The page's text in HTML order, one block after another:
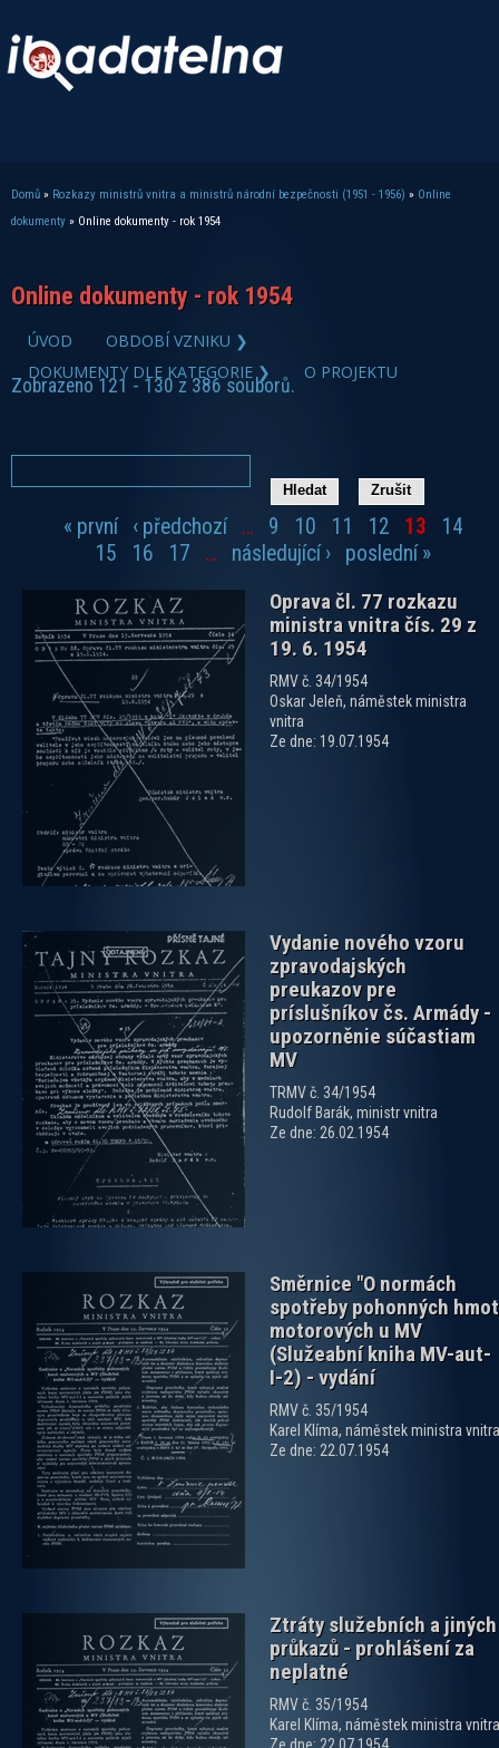
Jste zde
Domů » Rozkazy ministrů vnitra a ministrů národní bezpečnosti (1951 - 1956) » Online
dokumenty » Online dokumenty - rok 1954
Online dokumenty - rok 1954
ÚVOD
OBDOBÍ VZNIKU ❯
DOKUMENTY DLE KATEGORIE ❯
O PROJEKTU
Zobrazeno 121 - 130 z 386 souborů.
« první ‹ předchozí … 9 10 11 12 13
14
15
16 17 … následující ›
poslední »
Oprava čl. 77 rozkazu
ministra vnitra čís. 29 z
19. 6. 1954
RMV č. 34/1954
Oskar Jeleň, náměstek ministra
vnitra
Ze dne: 19.07.1954
Vydanie nového vzoru
zpravodajských
preukazov pre
príslušníkov čs. Armády -
upozorněnie súčastiam
MV
TRMV č. 34/1954
Rudolf Barák, ministr vnitra
Ze dne: 26.02.1954
zobrazit PDF dokument
Směrnice "O normách
spotřeby pohonných hmot
motorových u MV
(Služeabní kniha MV-aut-
I-2) - vydání
RMV č. 35/1954
Karel Klíma, náměstek ministra vnitra
Ze dne: 22.07.1954
zobrazit PDF dokument
Ztráty služebních a jiných
průkazů - prohlášení za
neplatné
RMV č. 35/1954
Karel Klíma, náměstek ministra vnitra
zobrazit PDF dokument